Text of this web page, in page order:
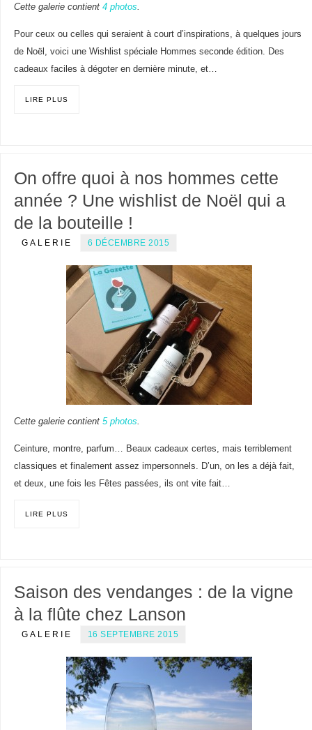
Cette galerie contient 4 photos.
Pour ceux ou celles qui seraient à court d’inspirations, à quelques jours
de Noël, voici une Wishlist spéciale Hommes seconde édition. Des
cadeaux faciles à dégoter en dernière minute, et…
LIRE PLUS
On offre quoi à nos hommes cette
année ? Une wishlist de Noël qui a
de la bouteille !
GALERIE 6 DÉCEMBRE 2015
Cette galerie contient 5 photos
Ceinture, montre, parfum… Beaux cadeaux certes, mais terriblement
classiques et finalement assez impersonnels. D’un, on les a déjà fait,
et deux, une fois les Fêtes passées, ils ont vite fait…
LIRE PLUS
Saison des vendanges : de la vigne
à la flûte chez Lanson
GALERIE 16 SEPTEMBRE 2015